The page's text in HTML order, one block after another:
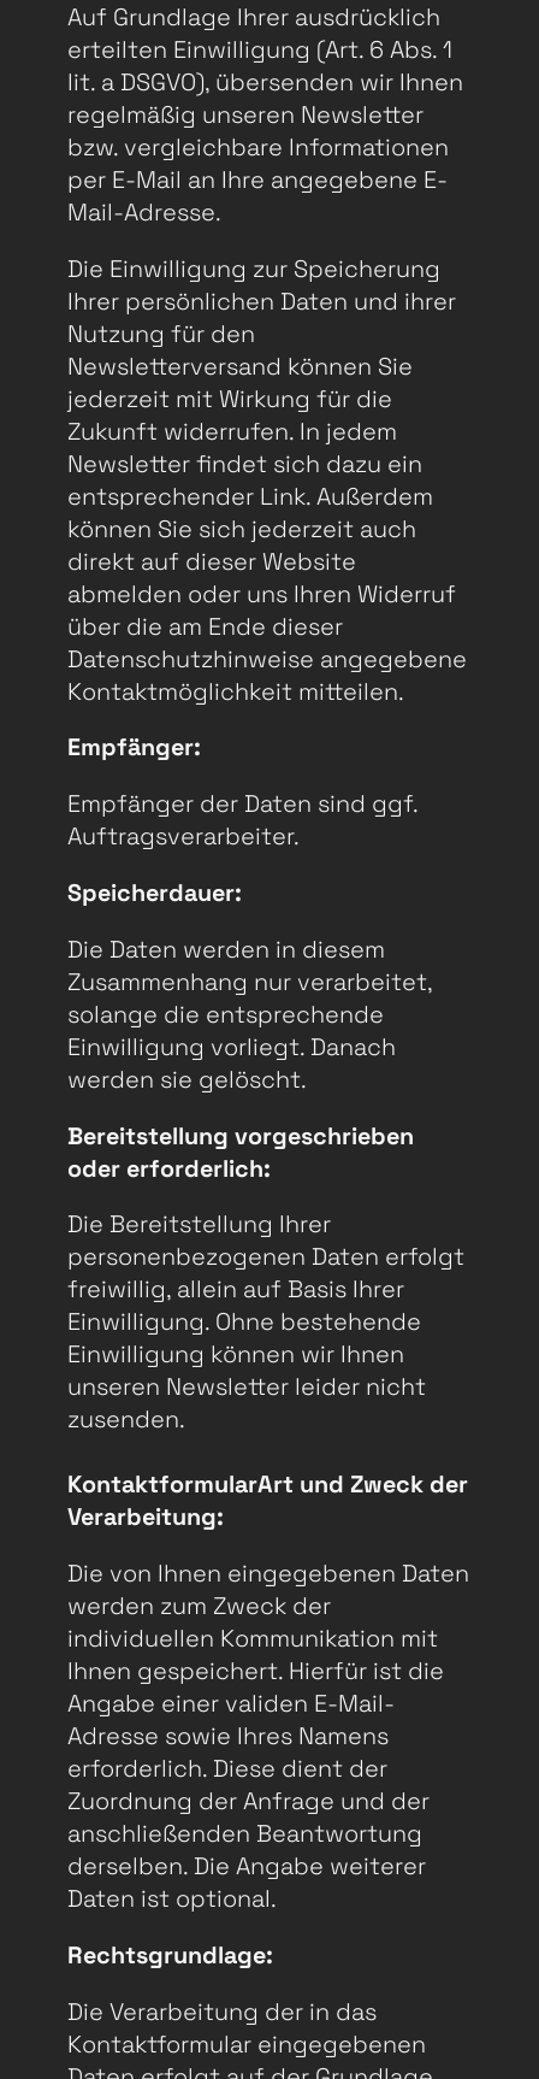
Auf Grundlage Ihrer ausdrücklich
erteilten Einwilligung (Art. 6 Abs. 1
lit. a DSGVO), übersenden wir Ihnen
regelmäßig unseren Newsletter
bzw. vergleichbare Informationen
per E-Mail an Ihre angegebene E-
Mail-Adresse.
Die Einwilligung zur Speicherung
Ihrer persönlichen Daten und ihrer
Nutzung für den
Newsletterversand können Sie
jederzeit mit Wirkung für die
Zukunft widerrufen. In jedem
Newsletter findet sich dazu ein
entsprechender Link. Außerdem
können Sie sich jederzeit auch
direkt auf dieser Website
abmelden oder uns Ihren Widerruf
über die am Ende dieser
Datenschutzhinweise angegebene
Kontaktmöglichkeit mitteilen.
Empfänger:
Empfänger der Daten sind ggf.
Auftragsverarbeiter.
Speicherdauer:
Die Daten werden in diesem
Zusammenhang nur verarbeitet,
solange die entsprechende
Einwilligung vorliegt. Danach
werden sie gelöscht.
Bereitstellung vorgeschrieben
oder erforderlich:
Die Bereitstellung Ihrer
personenbezogenen Daten erfolgt
freiwillig, allein auf Basis Ihrer
Einwilligung. Ohne bestehende
Einwilligung können wir Ihnen
unseren Newsletter leider nicht
zusenden.
KontaktformularArt und Zweck der
Verarbeitung:
Die von Ihnen eingegebenen Daten
werden zum Zweck der
individuellen Kommunikation mit
Ihnen gespeichert. Hierfür ist die
Angabe einer validen E-Mail-
Adresse sowie Ihres Namens
erforderlich. Diese dient der
Zuordnung der Anfrage und der
anschließenden Beantwortung
derselben. Die Angabe weiterer
Daten ist optional.
Rechtsgrundlage:
Die Verarbeitung der in das
Kontaktformular eingegebenen